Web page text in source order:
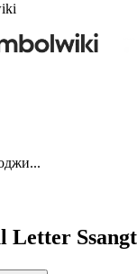
Letter